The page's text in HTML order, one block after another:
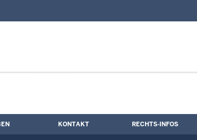
Kontaktformular
KONTAKT RECHTS-INFOS